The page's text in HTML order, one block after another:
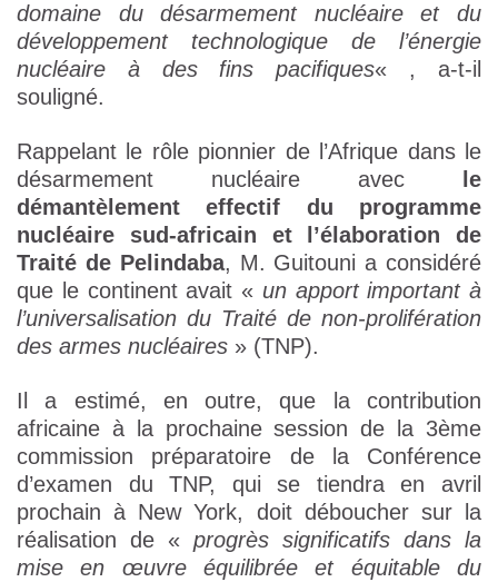
domaine du désarmement nucléaire et du
développement technologique de l’énergie
nucléaire à des fins pacifiques« , a-t-il
souligné.
Rappelant le rôle pionnier de l’Afrique dans le
désarmement nucléaire avec
le
démantèlement effectif du programme
nucléaire sud-africain et l’élaboration de
Traité de Pelindaba, M. Guitouni a considéré
que le continent avait « un apport important à
l’universalisation du Traité de non-prolifération
des armes nucléaires » (TNP).
Il a estimé, en outre, que la contribution
africaine à la prochaine session de la 3ème
commission préparatoire de la Conférence
d’examen du TNP, qui se tiendra en avril
prochain à New York, doit déboucher sur la
réalisation de « progrès significatifs dans la
mise en œuvre équilibrée et équitable du